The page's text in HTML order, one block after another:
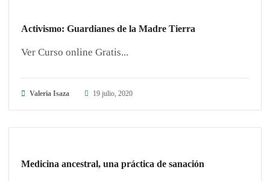
Activismo: Guardianes de la Madre Tierra
Ver Curso online Gratis...
Valeria Isaza 19 julio, 2020
Medicina ancestral, una práctica de sanación